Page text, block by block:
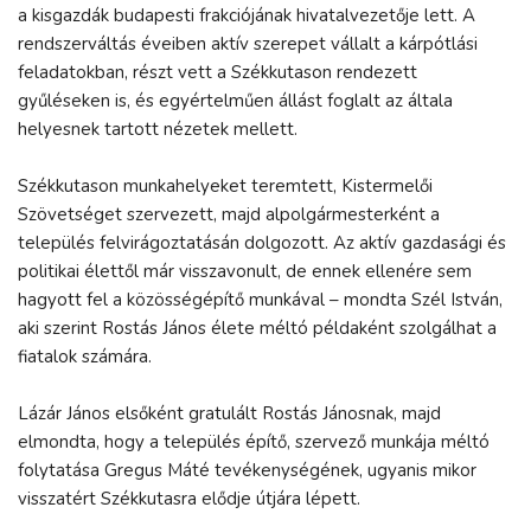
a kisgazdák budapesti frakciójának hivatalvezetője lett. A
rendszerváltás éveiben aktív szerepet vállalt a kárpótlási
feladatokban, részt vett a Székkutason rendezett
gyűléseken is, és egyértelműen állást foglalt az általa
helyesnek tartott nézetek mellett.
Székkutason munkahelyeket teremtett, Kistermelői
Szövetséget szervezett, majd alpolgármesterként a
település felvirágoztatásán dolgozott. Az aktív gazdasági és
politikai élettől már visszavonult, de ennek ellenére sem
hagyott fel a közösségépítő munkával – mondta Szél István,
aki szerint Rostás János élete méltó példaként szolgálhat a
fiatalok számára.
Lázár János elsőként gratulált Rostás Jánosnak, majd
elmondta, hogy a település építő, szervező munkája méltó
folytatása Gregus Máté tevékenységének, ugyanis mikor
visszatért Székkutasra elődje útjára lépett.